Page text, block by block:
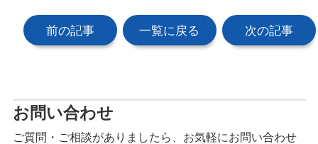
前の記事 一覧に戻る 次の記事
お問い合わせ
ご質問・ご相談がありましたら、お気軽にお問い合わせ